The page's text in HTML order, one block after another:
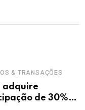
& TRANSAÇÕES
adquire
de 30%